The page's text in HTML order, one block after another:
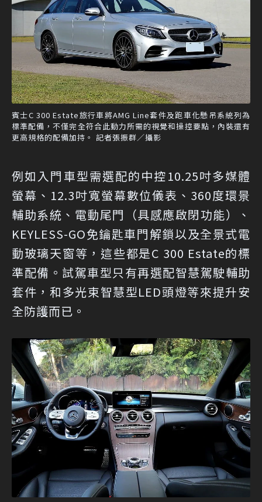
賓士C 300 Estate旅行車將AMG Line套件及跑車化懸吊系統列為
標準配備，不僅完全符合此動力所需的視覺和操控要點，內裝還有
更高規格的配備加持。 記者張振群／攝影
例如入門車型需選配的中控10.25吋多媒體
螢幕、12.3吋寬螢幕數位儀表、360度環景
輔助系統、電動尾門（具感應啟閉功能）、
KEYLESS-GO免鑰匙車門解鎖以及全景式電
動玻璃天窗等，這些都是C 300 Estate的標
準配備。試駕車型只有再選配智慧駕駛輔助
套件，和多光束智慧型LED頭燈等來提升安
全防護而已。